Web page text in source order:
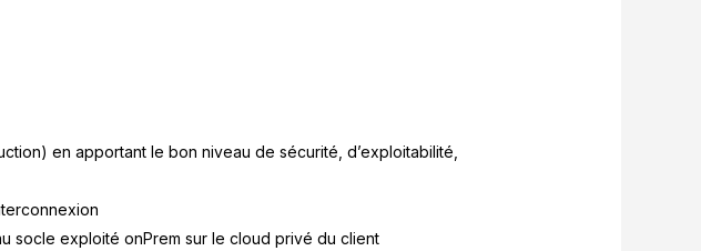
en apportant le bon niveau de sécurité, d’exploitabilité,
socle exploité onPrem sur le cloud privé du client